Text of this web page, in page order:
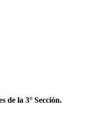
de la 3° Sección.